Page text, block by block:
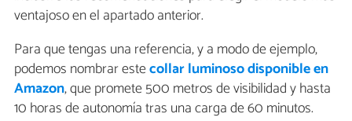
ventajoso en el apartado anterior.
Para que tengas una referencia, y a modo de ejemplo,
podemos nombrar estecollar luminoso disponible en
Amazon, que promete 500 metros de visibilidad y hasta
10 horas de autonomía tras una carga de 60 minutos.